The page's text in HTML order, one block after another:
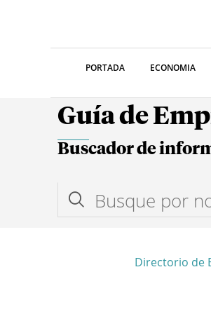
PORTADA ECONOMIA
Guía de
Buscador de
Directorio de